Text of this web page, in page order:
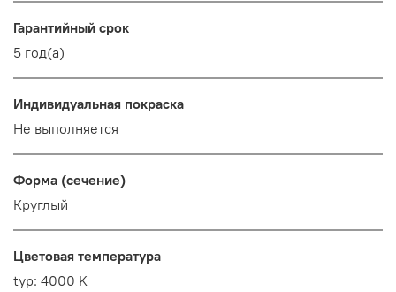
Гарантийный срок
5 год(а)
Индивидуальная покраска
Не выполняется
Форма (сечение)
Круглый
Цветовая температура
typ: 4000 K